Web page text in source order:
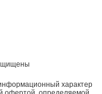
характер